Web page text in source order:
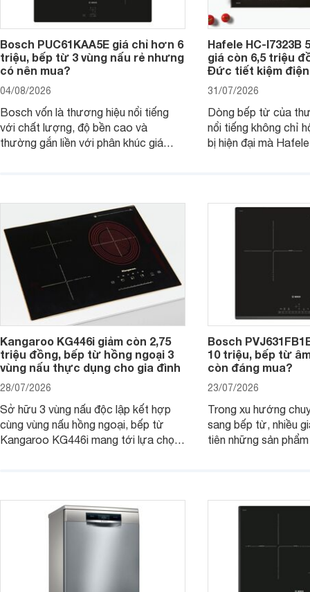
Bosch PUC61KAA5E giá chỉ hơn 6
triệu, bếp từ 3 vùng nấu rẻ nhưng
có nên mua?
04/08/2026
Bosch vốn là thương hiệu nổi tiếng
với chất lượng, độ bền cao và
thường gắn liền với phân khúc giá
đơn vị phân phối với mức giá khá dễ
tiếp cận, thu hút sự quan tâm của
nhiều người tiêu dùng.
Hafele HC-I7323B
giá còn 6,5 triệu
Đức tiết kiệm
31/07/2026
Dòng bếp từ của
nổi tiếng không chỉ
bị hiện đại mà
gia đình.
Kangaroo KG446i giảm còn 2,75
triệu đồng, bếp từ hồng ngoại 3
vùng nấu thực dụng cho gia đình
28/07/2026
Sở hữu 3 vùng nấu độc lập kết hợp
cùng vùng nấu hồng ngoại, bếp từ
Kangaroo KG446i mang tới lựa chọn
nhiều cửa hàng, đại lý.
Bosch
10 triệu, bếp từ
còn đáng mua?
23/07/2026
Trong xu hướng
sang bếp từ, nhiều
tiên những sản
mẫu bếp đáp ứng